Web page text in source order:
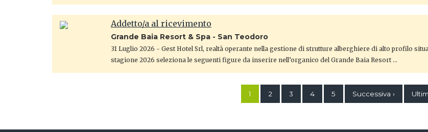
Addetto/a al ricevimento
Grande Baia Resort & Spa - San Teodoro
31 Luglio 2026 - Gest Hotel Srl, realtà operante nella gestione di strutture alberghiere di alto profilo
stagione 2026 seleziona le seguenti figure da inserire nell’organico del Grande Baia Resort …
1 2 3 4 5 Successiva ›